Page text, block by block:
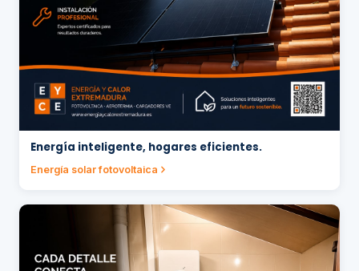
Energía inteligente, hogares eficientes.
Energía solar fotovoltaica